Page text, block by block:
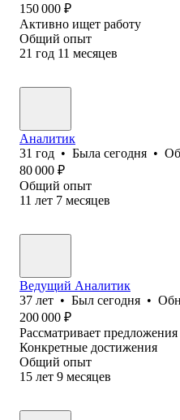
150 000 ₽
Активно ищет работу
Общий опыт
21 год 11 месяцев
Аналитик
31 год • Была сегодня •
80 000 ₽
Общий опыт
11 лет 7 месяцев
Ведущий Аналитик
37 лет • Был сегодня •
200 000 ₽
Рассматривает предложения
Конкретные достижения
Общий опыт
15 лет 9 месяцев